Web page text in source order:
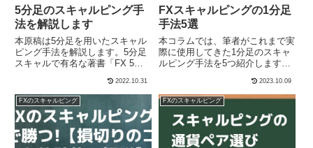
5分足のスキャルピング手
法を解説します
本原稿は5分足を用いたスキャル
ピング手法を解説します。5分足
スキャルで有名な著書「FX 5分
クションの基本と原則」を読み、
自分なりの解釈で実践している手
法です。オリジナルのプライスア
クションとは異なる部分もあるか
と思いますが、参考にしていただ
ければ幸いです。
2022.10.31
FXスキャルピングの1分足
手法5選
本コラムでは、筆者がこれまで実
際に使用してきた1分足のスキャ
ルピング手法を5つ紹介します。
ら本を読んで応用した手法、ネッ
トの記事を自分なりにアレンジし
た手法です。
2023.10.09
FXのスキャルピング FXのスキャルピング